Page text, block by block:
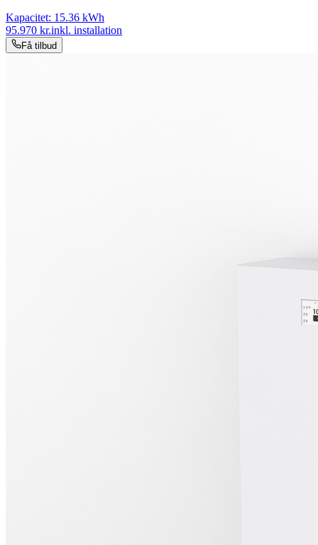
Kapacitet: 15.36 kWh
95.970 kr.inkl. installation
Få tilbud